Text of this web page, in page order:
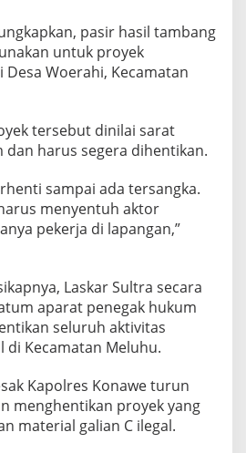
pasir hasil tambang
untuk proyek
Woerahi, Kecamatan
tersebut dinilai sarat
dan harus segera dihentikan.
sampai ada tersangka.
menyentuh aktor
pekerja di lapangan,”
Laskar Sultra secara
aparat penegak hukum
seluruh aktivitas
di Kecamatan Meluhu.
Kapolres Konawe turun
menghentikan proyek yang
material galian C ilegal.